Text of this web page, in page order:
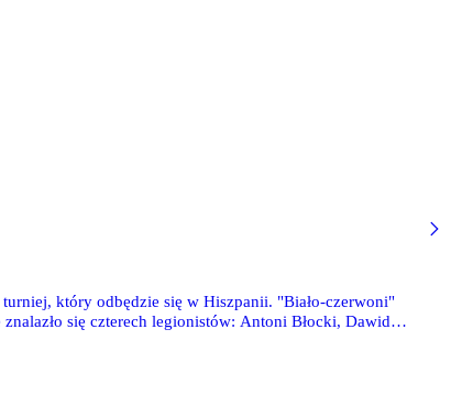
który odbędzie się w Hiszpanii. "Biało-czerwoni"
się czterech legionistów: Antoni Błocki, Dawid